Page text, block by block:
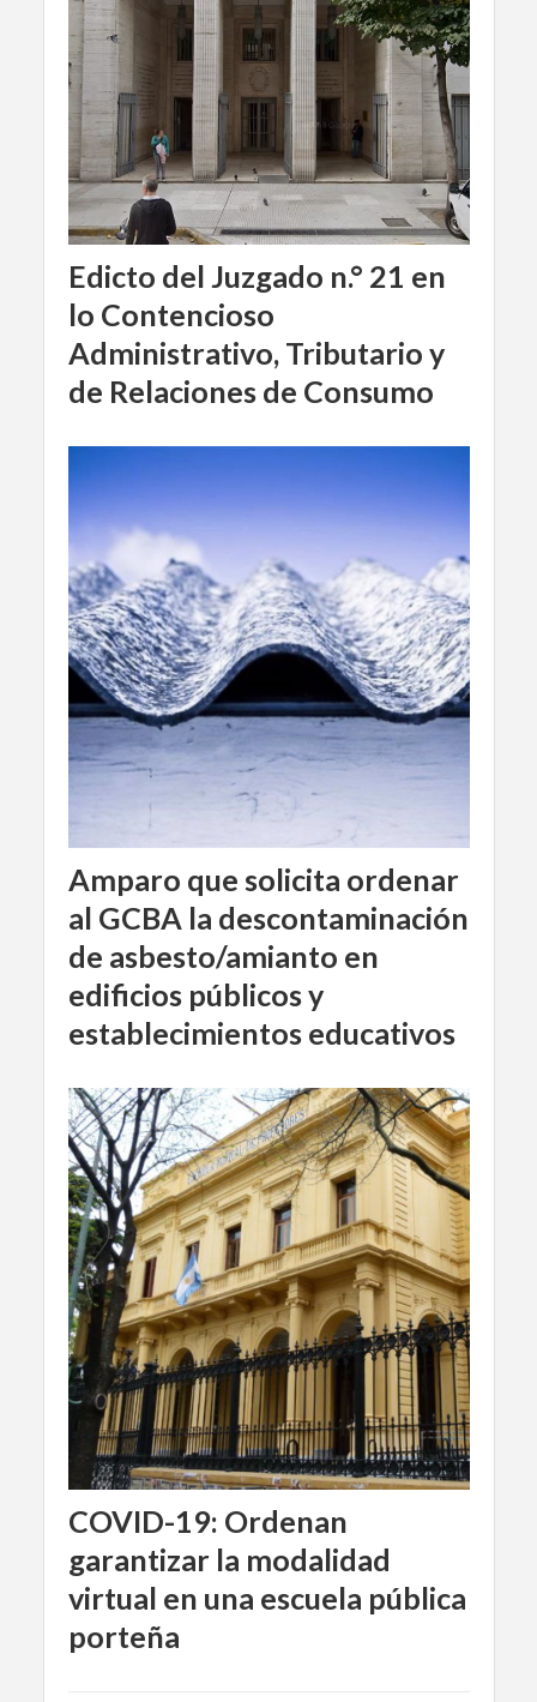
Edicto del Juzgado n.° 21 en
lo Contencioso
Administrativo, Tributario y
de Relaciones de Consumo
Amparo que solicita ordenar
al GCBA la descontaminación
de asbesto/amianto en
edificios públicos y
establecimientos educativos
COVID-19: Ordenan
garantizar la modalidad
virtual en una escuela pública
porteña